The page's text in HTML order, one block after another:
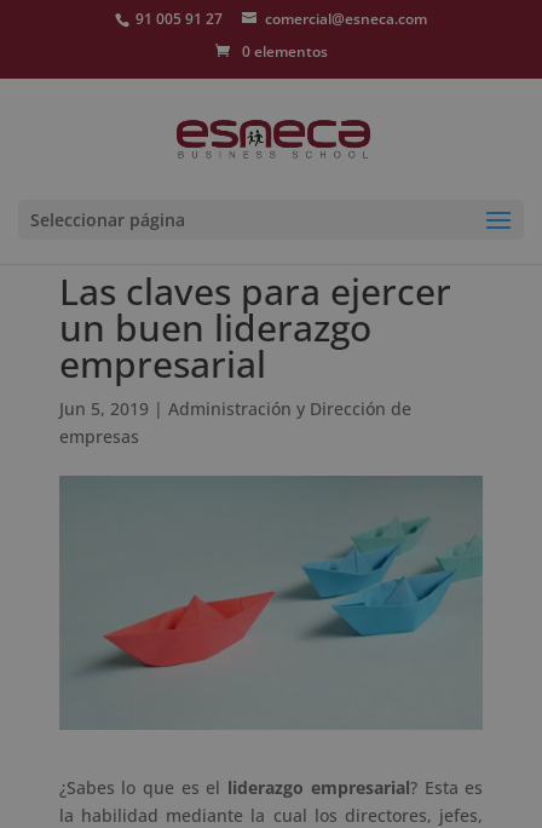
91 005 91 27
comercial@esneca.com
0 elementos
Seleccionar página
Las claves para ejercer
un buen liderazgo
empresarial
Jun 5, 2019 | Administración y Dirección de
empresas
¿Sabes lo que es el liderazgo empresarial? Esta es
la habilidad mediante la cual los directores, jefes,